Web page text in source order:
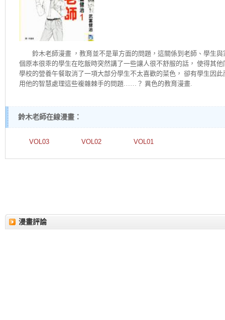
鈴木老師漫畫 ，教育並不是單方面的問題，這關係到老師、學生
個原本很乖的學生在吃飯時突然講了一些讓人很不舒服的話， 使得其
學校的營養午餐取消了一項大部分學生不太喜歡的菜色， 卻有學生因
用他的智慧處理這些複雜棘手的問題……？ 異色的教育漫畫.
鈴木老師在線漫畫：
VOL03 VOL02 VOL01
漫畫評論